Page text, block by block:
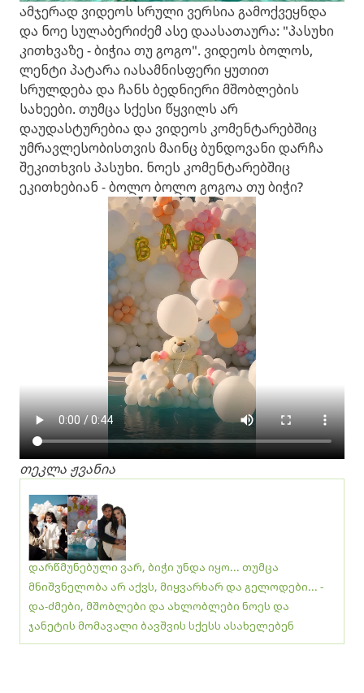
ამჯერად ვიდეოს სრული ვერსია გამოქვეყნდა
და ნოე სულაბერიძემ ასე დაასათაურა: "პასუხი
კითხვაზე - ბიჭია თუ გოგო". ვიდეოს ბოლოს,
ლენტი პატარა იასამნისფერი ყუთით
სრულდება და ჩანს ბედნიერი მშობლების
სახეები. თუმცა სქესი წყვილს არ
დაუდასტურებია და ვიდეოს კომენტარებშიც
უმრავლესობისთვის მაინც ბუნდოვანი დარჩა
შეკითხვის პასუხი. ნოეს კომენტარებშიც
ეკითხებიან - ბოლო ბოლო გოგოა თუ ბიჭი?
თეკლა ჟვანია
დარწმუნებული ვარ, ბიჭი უნდა იყო... თუმცა
მნიშვნელობა არ აქვს, მიყვარხარ და გელოდები... -
და-ძმები, მშობლები და ახლობლები ნოეს და
ჯანეტის მომავალი ბავშვის სქესს ასახელებენ